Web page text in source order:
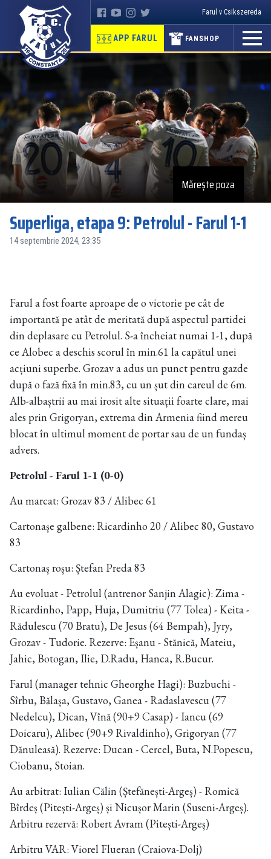
Farul v Csikszereda
APP FARUL FANSHOP
Mărește poza
Superliga, etapa 9: Petrolul - Farul 1-1
14 septembrie 2024, 23:35
Farul a fost foarte aproape de o victorie pe cât de
importantă pe atât de meritată după aspectul partidei
din deplasare cu Petrolul. S-a încheiat numai 1-1, după
ce Alobec a deschis scorul în min.61 la capătul unei
acțiuni superbe. Grozav a adus un punct pentru gazde
după o fază fixă în min.83, cu un șut din careul de 6m.
Alb-albaștrii au mai irosit alte situații foarte clare, mai
ales prin Grigoryan, extrema din Armenia fiind mereu
blocat în ultimul moment de portar sau de un fundaș
advers.
Petrolul - Farul 1-1 (0-0)
Au marcat: Grozav 83 / Alibec 61
Cartonașe galbene: Ricardinho 20 / Alibec 80, Gustavo
83
Cartonaș roșu: Ștefan Preda 83
Au evoluat - Petrolul (antrenor Sanjin Alagic): Zima -
Ricardinho, Papp, Huja, Dumitriu (77 Tolea) - Keita -
Rădulescu (70 Bratu), De Jesus (64 Bempah), Jyry,
Grozav - Tudorie. Rezerve: Eșanu - Stănică, Mateiu,
Jahic, Botogan, Ilie, D.Radu, Hanca, R.Bucur.
Farul (manager tehnic Gheorghe Hagi): Buzbuchi -
Sîrbu, Bălașa, Gustavo, Ganea - Radaslavescu (77
Nedelcu), Dican, Vînă (90+9 Casap) - Iancu (69
Doicaru), Alibec (90+9 Rivaldinho), Grigoryan (77
Dănuleasă). Rezerve: Ducan - Cercel, Buta, N.Popescu,
Ciobanu, Stoian.
Au arbitrat: Iulian Călin (Ștefănești-Argeș) - Romică
Bîrdeș (Pitești-Argeș) și Nicușor Marin (Suseni-Argeș).
Arbitru rezervă: Robert Avram (Pitești-Argeș)
Arbitru VAR: Viorel Flueran (Craiova-Dolj)